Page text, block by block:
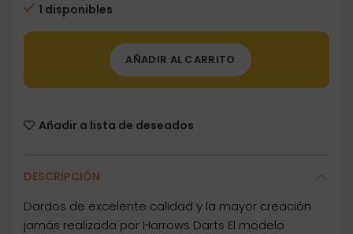
1 disponibles
AÑADIR AL CARRITO
Añadir a lista de deseados
DESCRIPCIÓN
Dardos de excelente calidad y la mayor creación
jamás realizada por Harrows Darts El modelo